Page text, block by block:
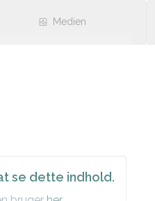
se dette indhold.
Medien